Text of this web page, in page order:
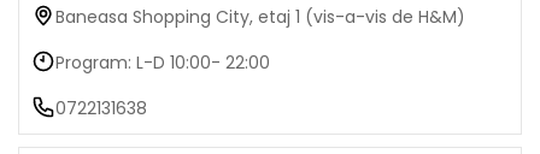
Baneasa Shopping City, etaj 1 (vis-a-vis de H&M)
Program: L-D 10:00- 22:00
0722131638